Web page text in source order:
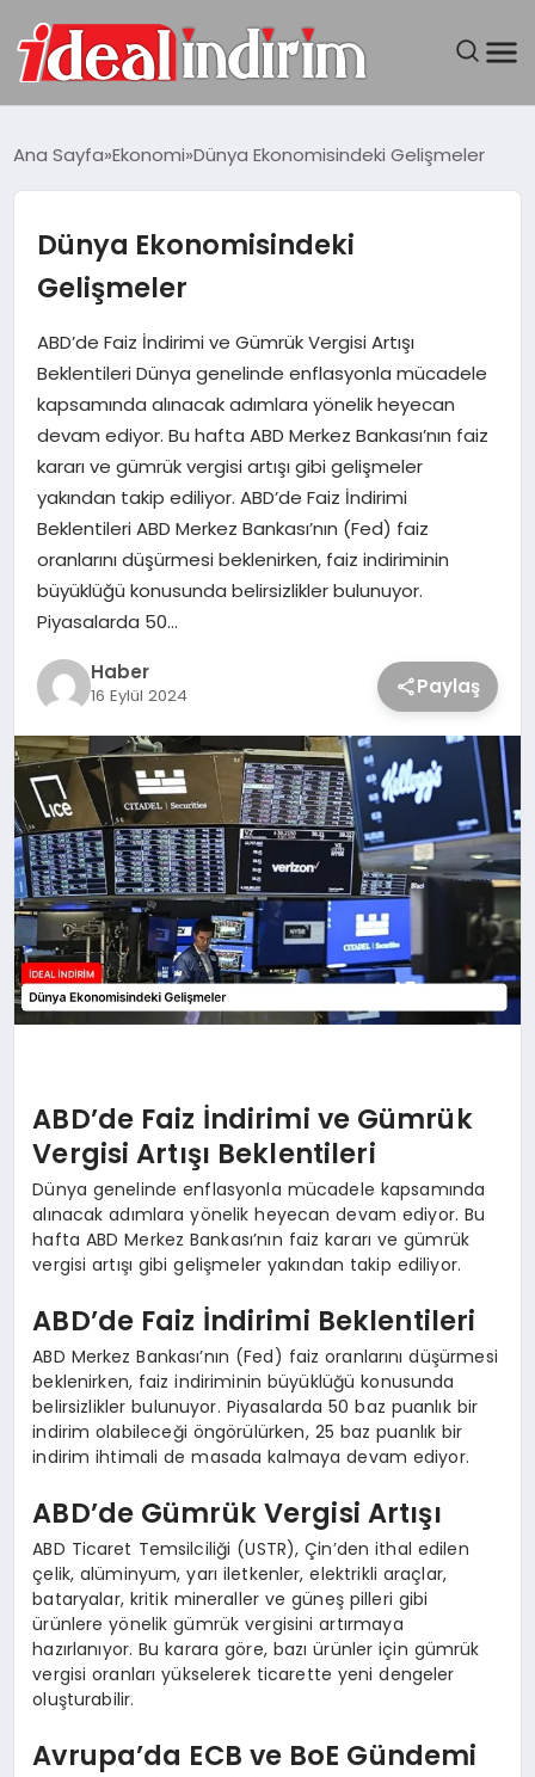
BILGISAYAR
DÜNYA
TEKNOLOJI
YAŞAM
Ana Sayfa Ekonomi Dünya Ekonomisindeki Gelişmeler
Dünya Ekonomisindeki
Gelişmeler
ABD’de Faiz İndirimi ve Gümrük Vergisi Artışı
Beklentileri Dünya genelinde enflasyonla mücadele
kapsamında alınacak adımlara yönelik heyecan
devam ediyor. Bu hafta ABD Merkez Bankası’nın faiz
kararı ve gümrük vergisi artışı gibi gelişmeler
yakından takip ediliyor. ABD’de Faiz İndirimi
Beklentileri ABD Merkez Bankası’nın (Fed) faiz
oranlarını düşürmesi beklenirken, faiz indiriminin
büyüklüğü konusunda belirsizlikler bulunuyor.
Piyasalarda 50…
Haber
16 Eylül 2024 Paylaş
ABD’de Faiz İndirimi ve Gümrük
Vergisi Artışı Beklentileri
Dünya genelinde enflasyonla mücadele kapsamında
alınacak adımlara yönelik heyecan devam ediyor. Bu
hafta ABD Merkez Bankası’nın faiz kararı ve gümrük
vergisi artışı gibi gelişmeler yakından takip ediliyor.
ABD’de Faiz İndirimi Beklentileri
ABD Merkez Bankası’nın (Fed) faiz oranlarını düşürmesi
beklenirken, faiz indiriminin büyüklüğü konusunda
belirsizlikler bulunuyor. Piyasalarda 50 baz puanlık bir
indirim olabileceği öngörülürken, 25 baz puanlık bir
indirim ihtimali de masada kalmaya devam ediyor.
ABD’de Gümrük Vergisi Artışı
ABD Ticaret Temsilciliği (USTR), Çin’den ithal edilen
çelik, alüminyum, yarı iletkenler, elektrikli araçlar,
bataryalar, kritik mineraller ve güneş pilleri gibi
ürünlere yönelik gümrük vergisini artırmaya
hazırlanıyor. Bu karara göre, bazı ürünler için gümrük
vergisi oranları yükselerek ticarette yeni dengeler
oluşturabilir.
Avrupa’da ECB ve BoE Gündemi